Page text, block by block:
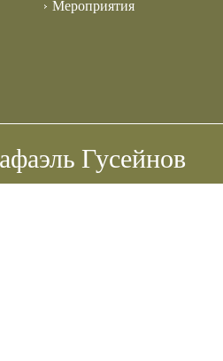
Мероприятия
Гусейнов